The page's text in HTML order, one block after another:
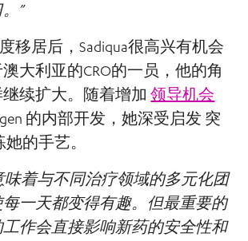
”
移居后，Sadiqua很高兴有机会
大利亚的CRO的一员，他的角
续扩大。随着增加领导机会
的内部开发，她深受启发 突
她的手艺。
味着与不同治疗领域的多元化团
一天都变得有趣。但最重要的
作会直接影响新药的安全性和